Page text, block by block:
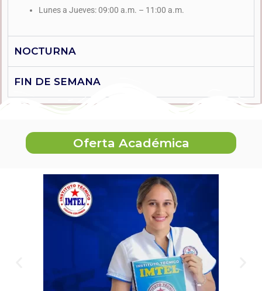
Lunes a Jueves: 09:00 a.m. – 11:00 a.m.
NOCTURNA
FIN DE SEMANA
Oferta Académica